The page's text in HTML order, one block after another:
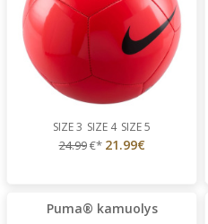
SIZE 3 SIZE 4 SIZE 5
24.99€* 21.99€
Puma® kamuolys